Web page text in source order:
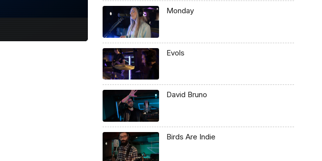
Monday
Evols
David Bruno
Birds Are Indie